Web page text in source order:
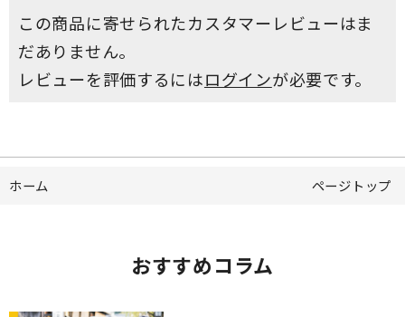
この商品に寄せられたカスタマーレビューはま
だありません。
レビューを評価するにはログインが必要です。
ホーム ページトップ
おすすめコラム